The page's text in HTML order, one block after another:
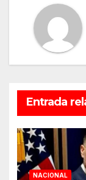
Entrada
NACIONAL